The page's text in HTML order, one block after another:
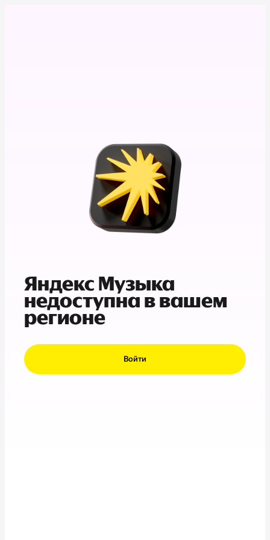
Яндекс Музыка
недоступна в вашем
регионе
Войти